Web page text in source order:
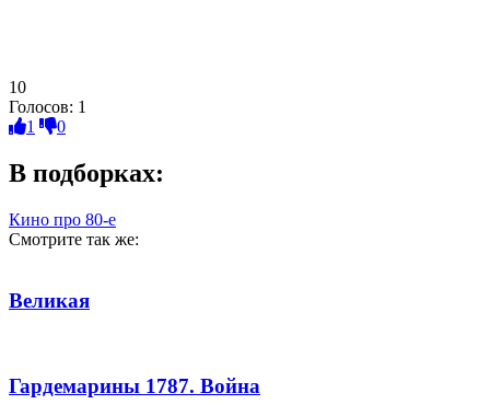
10
Голосов: 1
1
0
В подборках:
Кино про 80-е
Смотрите так же:
Великая
Гардемарины 1787. Война